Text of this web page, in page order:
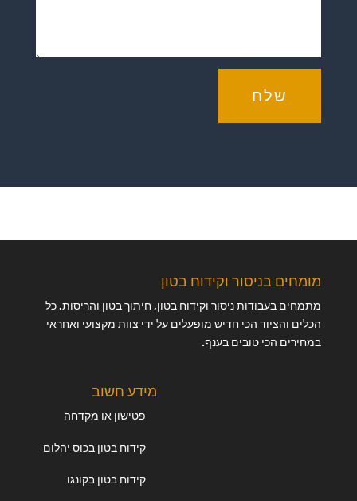
שלח
מומחים בניסור וקידוח בטון
מתמחים בעבודות ניסור וקידוח בטון, חיתוך בטון והריסות. כל
הכלים והציוד הכי חדיש מופעלים על ידי צוות מקצועי ואחראי
במחירים הכי טובים בענף.
מידע חשוב
פטישון או מקדחה
קידוח בטון בכוס יהלום
קידוח בטון בקונגו